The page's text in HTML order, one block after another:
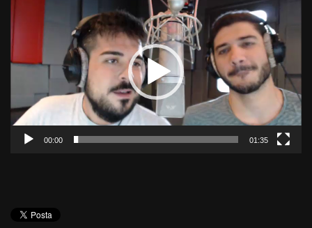
00:00 01:35